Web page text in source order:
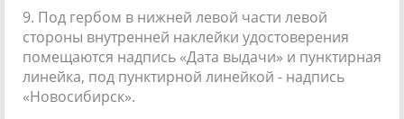
9. Под гербом в нижней левой части левой
стороны внутренней наклейки удостоверения
помещаются надпись «Дата выдачи» и пунктирная
линейка, под пунктирной линейкой - надпись
«Новосибирск».